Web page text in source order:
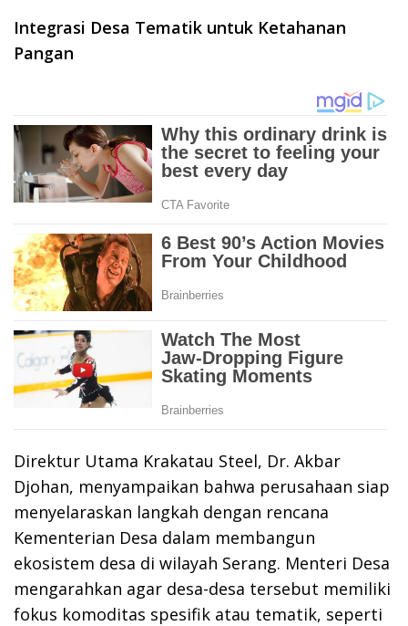
Integrasi Desa Tematik untuk Ketahanan
Pangan
Direktur Utama Krakatau Steel, Dr. Akbar
Djohan, menyampaikan bahwa perusahaan siap
menyelaraskan langkah dengan rencana
Kementerian Desa dalam membangun
ekosistem desa di wilayah Serang. Menteri Desa
mengarahkan agar desa-desa tersebut memiliki
fokus komoditas spesifik atau tematik, seperti